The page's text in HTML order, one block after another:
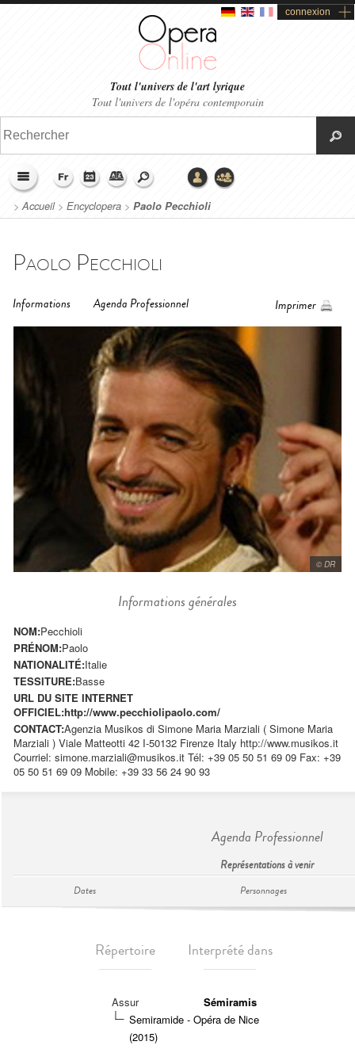
connexion
Tout l'univers de l'art lyrique
Tout l'univers de l'opéra contemporain
>Accueil> Encyclopera > Paolo Pecchioli
Paolo Pecchioli
Informations Agenda Professionnel Imprimer
© DR
Informations générales
NOM:Pecchioli
PRÉNOM:Paolo
NATIONALITÉ:Italie
TESSITURE:Basse
URL DU SITE INTERNET
OFFICIEL:http://www.pecchiolipaolo.com/
CONTACT:Agenzia Musikos di Simone Maria Marziali ( Simone Maria
Marziali ) Viale Matteotti 42 I-50132 Firenze Italy http://www.musikos.it
Courriel: simone.marziali@musikos.it Tél: +39 05 50 51 69 09 Fax: +39
05 50 51 69 09 Mobile: +39 33 56 24 90 93
Agenda Professionnel
Représentations à venir
Dates Personnages
Répertoire Interprété dans
Assur
Sémiramis
Semiramide - Opéra de Nice
(2015)